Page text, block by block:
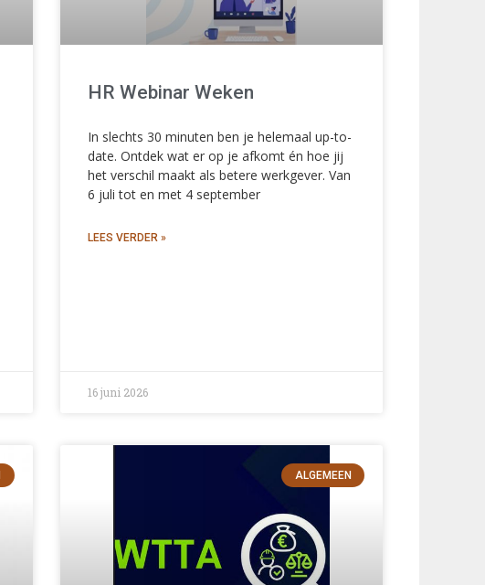
HR Webinar Weken
In slechts 30 minuten ben je helemaal up-to-
date. Ontdek wat er op je afkomt én hoe jij
het verschil maakt als betere werkgever. Van
6 juli tot en met 4 september
LEES VERDER »
16 juni 2026
ALGEMEEN